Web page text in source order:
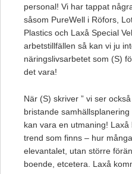
personal! Vi har tappat
såsom PureWell i Röfors,
Plastics och Laxå Special
arbetstillfällen så kan vi ju
näringslivsarbetet som (S)
det vara!
När (S) skriver ” vi ser
bristande
kan vara en utmaning!
trend som finns – hur
elevantalet, utan större
boende, etcetera. Laxå